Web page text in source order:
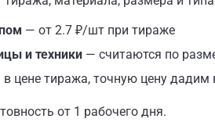
— от 2.7 ₽/шт при тираже
и техники — считаются по
цене тиража, точную цену дадим
от 1 рабочего дня.